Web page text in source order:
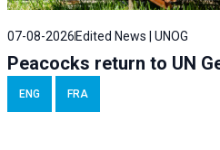
07-08-2026 Edited News | UNOG
Peacocks return to UN
ENG FRA